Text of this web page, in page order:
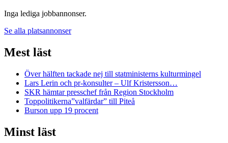
Inga lediga jobbannonser.
Se alla platsannonser
Mest läst
Över hälften tackade nej till statministerns kulturmingel
Lars Lerin och pr-konsulter – Ulf Kristersson…
SKR hämtar presschef från Region Stockholm
Toppolitikerna”valfärdar” till Piteå
Burson upp 19 procent
Minst läst